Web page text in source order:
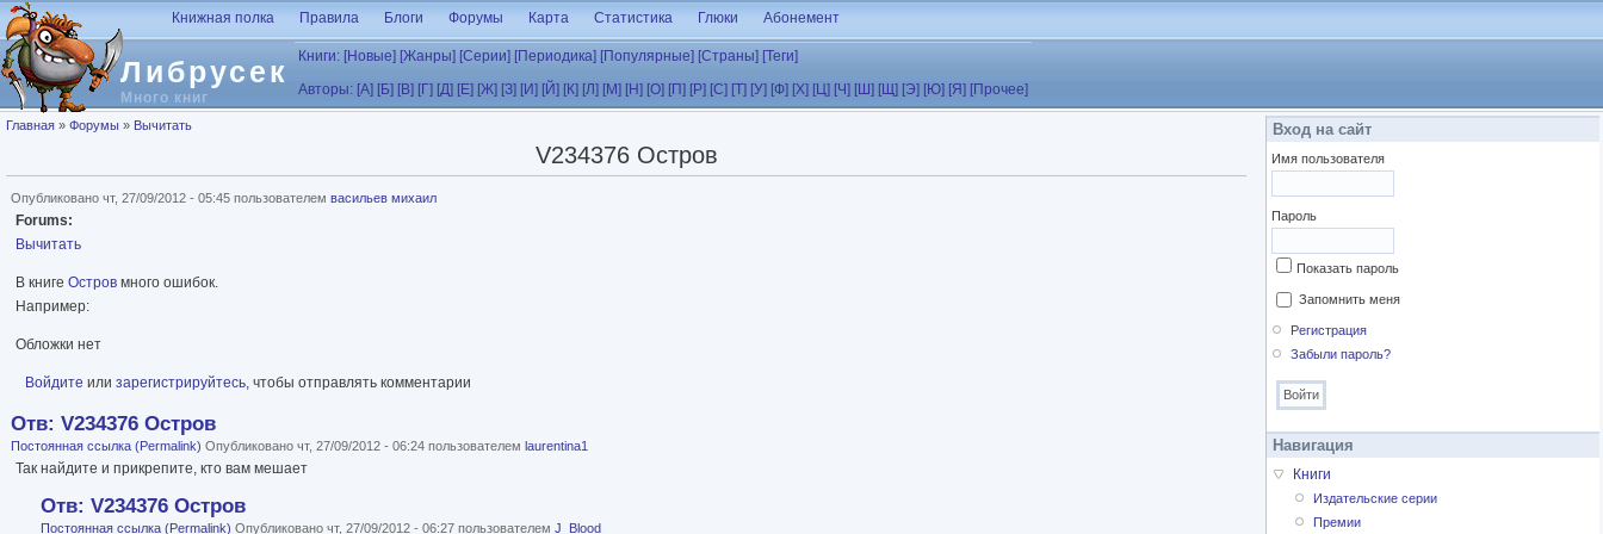
Перейти к основному содержанию
Либрусек
Много книг
Книжная полка Правила Блоги Форумы Карта Статистика Глюки Абонемент
Книги: [Новые] [Жанры] [Серии] [Периодика] [Популярные] [Страны] [Теги]
Авторы: [А] [Б] [В] [Г] [Д] [Е] [Ж] [З] [И] [Й] [К] [Л] [М] [Н] [О] [П] [Р] [С] [Т] [У] [Ф] [Х] [Ц] [Ч] [Ш] [Щ] [Э] [Ю] [Я] [Прочее]
Вы здесь
Главная » Форумы » Вычитать
V234376 Остров
Опубликовано чт, 27/09/2012 - 05:45 пользователем васильев михаил
Forums:
Вычитать
В книге Остров много ошибок.
Например:
Обложки нет
Войдите или зарегистрируйтесь, чтобы отправлять комментарии
Отв: V234376 Остров
Постоянная ссылка (Permalink) Опубликовано чт, 27/09/2012 - 06:24 пользователем laurentina1
Так найдите и прикрепите, кто вам мешает
Отв: V234376 Остров
Постоянная ссылка (Permalink) Опубликовано чт, 27/09/2012 - 06:27 пользователем J_Blood
Вход на сайт
Имя пользователя
Пароль
Показать пароль
Запомнить меня
Регистрация
Забыли пароль?
Навигация
Книги
Издательские серии
Премии